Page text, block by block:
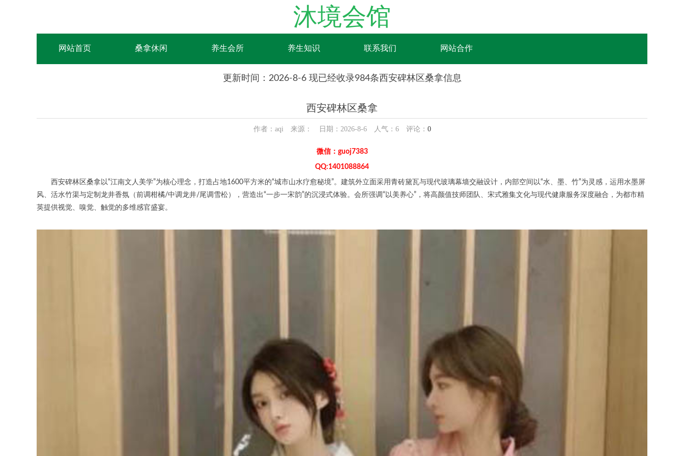
沐境会馆
网站首页 桑拿休闲 养生会所 养生知识 联系我们 网站合作
更新时间：2026-8-6 现已经收录984条西安碑林区桑拿信息
西安碑林区桑拿
作者：aqi 来源： 日期：2026-8-6 人气： 6评论： 0
微信：guoj7383
QQ:1401088864
西安碑林区桑拿以“江南文人美学”为核心理念，打造占地1600平方米的“城市山水疗愈秘境”。建筑外立面采用青砖黛瓦与现代玻璃幕墙交融设计，内部空间以“水、墨、竹”为灵感，运用水墨屏
风、活水竹渠与定制龙井香氛（前调柑橘/中调龙井/尾调雪松），营造出“一步一宋韵”的沉浸式体验。会所强调“以美养心”，将高颜值技师团队、宋式雅集文化与现代健康服务深度融合，为都市精
英提供视觉、嗅觉、触觉的多维感官盛宴。